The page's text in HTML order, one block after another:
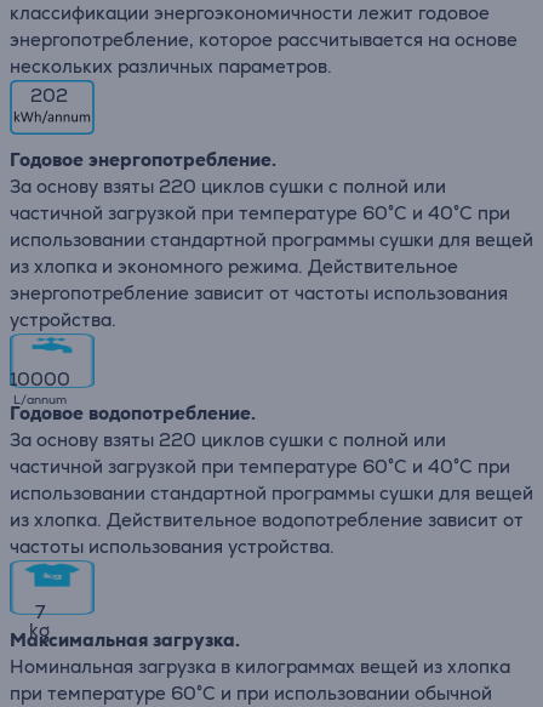
классификации энергоэкономичности лежит годовое
энергопотребление, которое рассчитывается на основе
нескольких различных параметров.
202
Годовое энергопотребление.
За основу взяты 220 циклов сушки с полной или
частичной загрузкой при температуре 60°C и 40°C при
использовании стандартной программы сушки для вещей
из хлопка и экономного режима. Действительное
энергопотребление зависит от частоты использования
устройства.
10000
L/annum
Годовое водопотребление.
За основу взяты 220 циклов сушки с полной или
частичной загрузкой при температуре 60°C и 40°C при
использовании стандартной программы сушки для вещей
из хлопка. Действительное водопотребление зависит от
частоты использования устройства.
7
kg
Максимальная загрузка.
Номинальная загрузка в килограммах вещей из хлопка
при температуре 60°C и при использовании обычной